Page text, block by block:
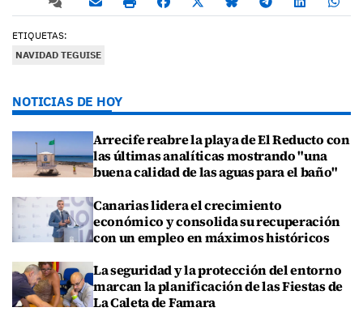
ETIQUETAS:
NAVIDAD TEGUISE
NOTICIAS DE HOY
Arrecife reabre la playa de El Reducto con
las últimas analíticas mostrando "una
buena calidad de las aguas para el baño"
Canarias lidera el crecimiento
económico y consolida su recuperación
con un empleo en máximos históricos
La seguridad y la protección del entorno
marcan la planificación de las Fiestas de
La Caleta de Famara